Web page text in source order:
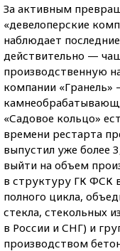
За активным
«девелоперские
наблюдает
действительно —
производственную
компании
«Садовое кольцо»
времени рестарта
выпустил уже более
выйти на объем
в структуру ГК ФСК
полного цикла,
стекла, стекольных
в России и СНГ) и
производством